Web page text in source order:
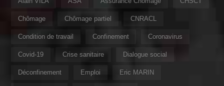
Chômage Chômage partiel CNRACL
Condition de travail Confinement Coronavirus
Covid-19 Crise sanitaire Dialogue social
Déconfinement Emploi Eric MARIN